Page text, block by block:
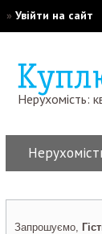
» Увійти на сайт
Нерухомість:
Запрошуємо,